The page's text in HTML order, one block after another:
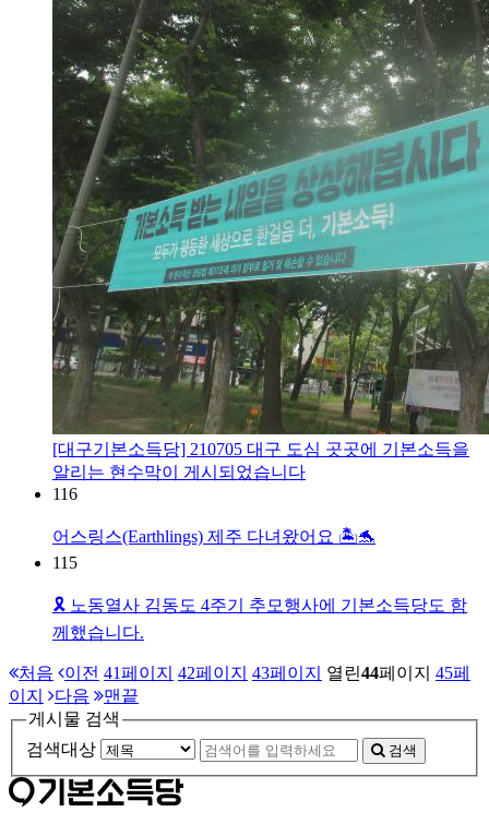
[대구기본소득당] 210705 대구 도심 곳곳에 기본소득을
알리는 현수막이 게시되었습니다
116
어스링스(Earthlings) 제주 다녀왔어요 🏝🐬
115
🎗️ 노동열사 김동도 4주기 추모행사에 기본소득당도 함
께했습니다.
처음 이전 41페이지 42페이지 43페이지 열린44페이지 45페
이지
다음
맨끝
게시물 검색
검색대상
검색